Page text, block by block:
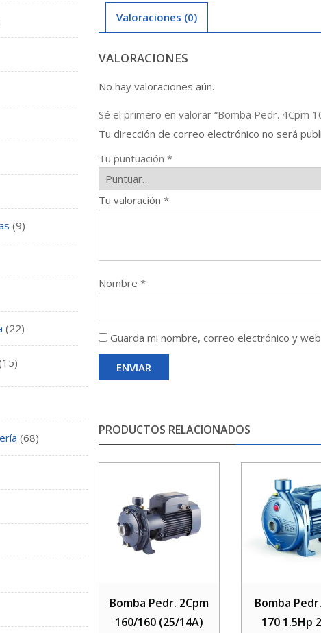
Valoraciones (0)
VALORACIONES
No hay valoraciones aún.
Sé el primero en valorar “Bomba Pedr. 4Cpm
Tu dirección de correo electrónico no será
Tu puntuación *
Tu valoración *
Nombre *
Guarda mi nombre, correo electrónico y
PRODUCTOS RELACIONADOS
Bomba Pedr. 2Cpm
160/160 (25/14A)
Bomba
170 1.5Hp
(9)
(22)
(68)